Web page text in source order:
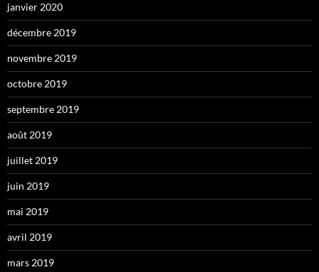
janvier 2020
décembre 2019
novembre 2019
octobre 2019
septembre 2019
août 2019
juillet 2019
juin 2019
mai 2019
avril 2019
mars 2019